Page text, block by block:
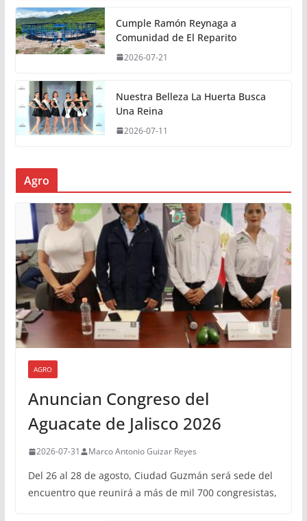
Cumple Ramón Reynaga a
Comunidad de El Reparito
2026-07-21
Nuestra Belleza La Huerta Busca
Una Reina
2026-07-11
Agro
AGRO
Anuncian Congreso del
Aguacate de Jalisco 2026
2026-07-31 Marco Antonio Guizar Reyes
Del 26 al 28 de agosto, Ciudad Guzmán será sede del
encuentro que reunirá a más de mil 700 congresistas,